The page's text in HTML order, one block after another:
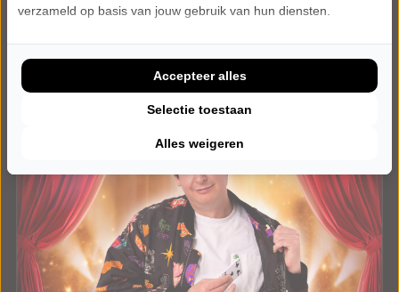
Meer info
verzameld op basis van jouw gebruik van hun diensten.
Alles weigeren
Selectie toestaan
Accepteer alles